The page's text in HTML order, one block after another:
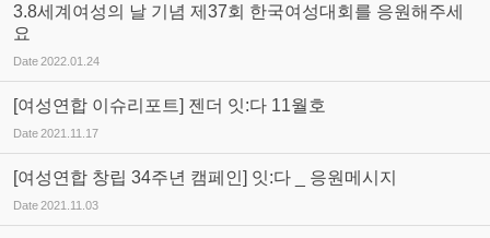
3.8세계여성의 날 기념 제37회 한국여성대회를 응원해주세
요
Date2022.01.24
[여성연합 이슈리포트] 젠더 잇:다 11월호
Date2021.11.17
[여성연합 창립 34주년 캠페인] 잇:다 _ 응원메시지
Date2021.11.03